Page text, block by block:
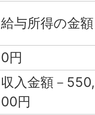
給与所得の金額
0円
収入金額－
00円